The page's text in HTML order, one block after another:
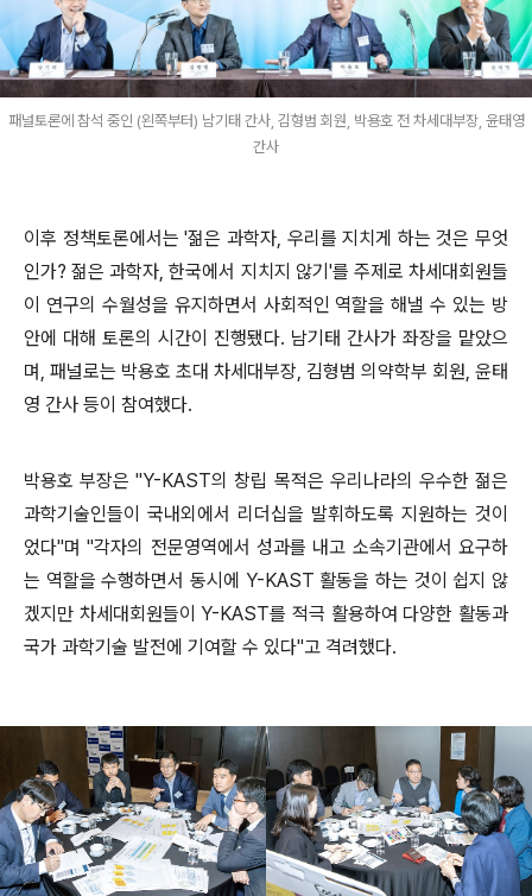
패널토론에 참석 중인 (왼쪽부터) 남기태 간사, 김형범 회원, 박용호 전 차세대부장, 윤태영
간사
이후 정책토론에서는 '젊은 과학자, 우리를 지치게 하는 것은 무엇
인가? 젊은 과학자, 한국에서 지치지 않기'를 주제로 차세대회원들
이 연구의 수월성을 유지하면서 사회적인 역할을 해낼 수 있는 방
안에 대해 토론의 시간이 진행됐다. 남기태 간사가 좌장을 맡았으
며, 패널로는 박용호 초대 차세대부장, 김형범 의약학부 회원, 윤태
영 간사 등이 참여했다.
박용호 부장은 "Y-KAST의 창립 목적은 우리나라의 우수한 젊은
과학기술인들이 국내외에서 리더십을 발휘하도록 지원하는 것이
었다"며 "각자의 전문영역에서 성과를 내고 소속기관에서 요구하
는 역할을 수행하면서 동시에 Y-KAST 활동을 하는 것이 쉽지 않
겠지만 차세대회원들이 Y-KAST를 적극 활용하여 다양한 활동과
국가 과학기술 발전에 기여할 수 있다"고 격려했다.